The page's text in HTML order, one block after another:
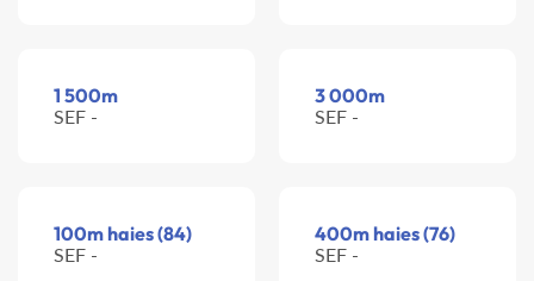
1 500m
SEF -
3 000m
SEF -
100m haies (84)
SEF -
400m haies (76)
SEF -